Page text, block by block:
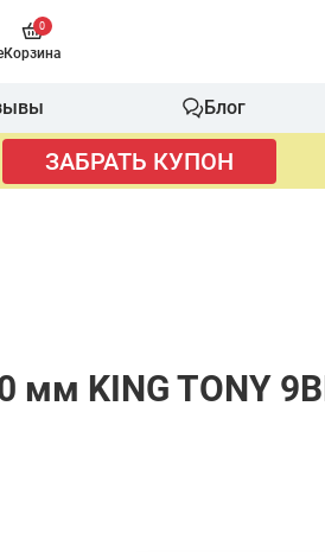
0
Корзина
Блог
ЗАБРАТЬ КУПОН
KING TONY